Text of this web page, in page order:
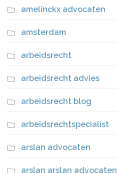
amelinckx advocaten
amsterdam
arbeidsrecht
arbeidsrecht advies
arbeidsrecht blog
arbeidsrechtspecialist
arslan advocaten
arslan arslan advocaten